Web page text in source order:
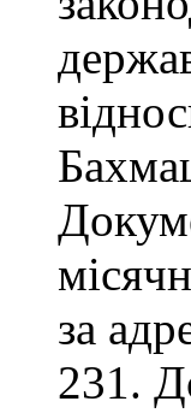
за
231.